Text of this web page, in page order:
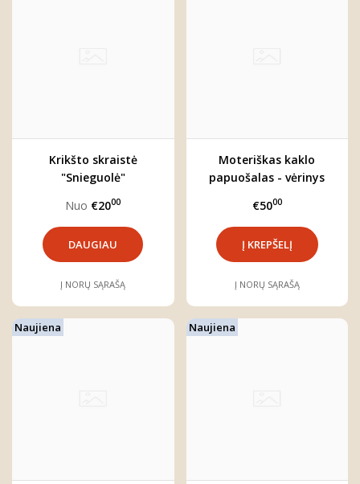
Krikšto skraistė
"Snieguolė"
Nuo €2000
DAUGIAU
Į NORŲ SĄRAŠĄ
Moteriškas kaklo
papuošalas - vėrinys
€5000
Į NORŲ SĄRAŠĄ
Naujiena Naujiena